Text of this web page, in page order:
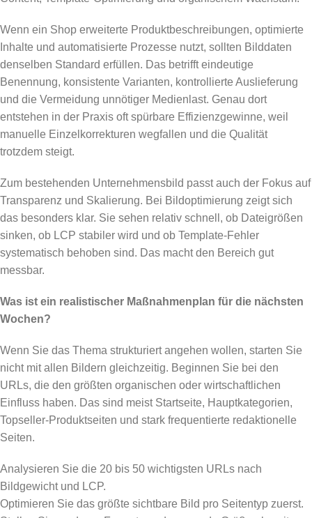
Wenn ein Shop erweiterte Produktbeschreibungen, optimierte
Inhalte und automatisierte Prozesse nutzt, sollten Bilddaten
denselben Standard erfüllen. Das betrifft eindeutige
Benennung, konsistente Varianten, kontrollierte Auslieferung
und die Vermeidung unnötiger Medienlast. Genau dort
entstehen in der Praxis oft spürbare Effizienzgewinne, weil
manuelle Einzelkorrekturen wegfallen und die Qualität
trotzdem steigt.
Zum bestehenden Unternehmensbild passt auch der Fokus auf
Transparenz und Skalierung. Bei Bildoptimierung zeigt sich
das besonders klar. Sie sehen relativ schnell, ob Dateigrößen
sinken, ob LCP stabiler wird und ob Template-Fehler
systematisch behoben sind. Das macht den Bereich gut
messbar.
Was ist ein realistischer Maßnahmenplan für die nächsten
Wochen?
Wenn Sie das Thema strukturiert angehen wollen, starten Sie
nicht mit allen Bildern gleichzeitig. Beginnen Sie bei den
URLs, die den größten organischen oder wirtschaftlichen
Einfluss haben. Das sind meist Startseite, Hauptkategorien,
Topseller-Produktseiten und stark frequentierte redaktionelle
Seiten.
Analysieren Sie die 20 bis 50 wichtigsten URLs nach
Bildgewicht und LCP.
Optimieren Sie das größte sichtbare Bild pro Seitentyp zuerst.